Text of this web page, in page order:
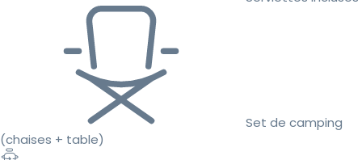
Set de camping
(chaises + table)